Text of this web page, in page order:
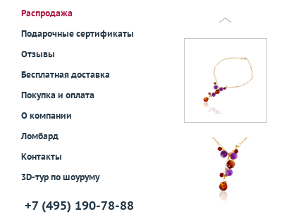
Распродажа
Подарочные сертификаты
Отзывы
Бесплатная доставка
Покупка и оплата
О компании
Ломбард
Контакты
3D-тур по шоуруму
+7 (495) 190-78-88